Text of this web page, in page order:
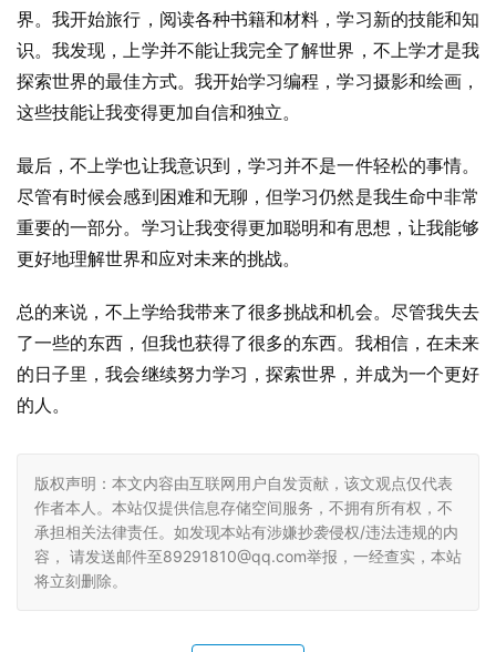
界。我开始旅行，阅读各种书籍和材料，学习新的技能和知
识。我发现，上学并不能让我完全了解世界，不上学才是我
探索世界的最佳方式。我开始学习编程，学习摄影和绘画，
这些技能让我变得更加自信和独立。
最后，不上学也让我意识到，学习并不是一件轻松的事情。
尽管有时候会感到困难和无聊，但学习仍然是我生命中非常
重要的一部分。学习让我变得更加聪明和有思想，让我能够
更好地理解世界和应对未来的挑战。
总的来说，不上学给我带来了很多挑战和机会。尽管我失去
了一些的东西，但我也获得了很多的东西。我相信，在未来
的日子里，我会继续努力学习，探索世界，并成为一个更好
的人。
版权声明：本文内容由互联网用户自发贡献，该文观点仅代表
作者本人。本站仅提供信息存储空间服务，不拥有所有权，不
承担相关法律责任。如发现本站有涉嫌抄袭侵权/违法违规的内
容， 请发送邮件至89291810@qq.com举报，一经查实，本站
将立刻删除。